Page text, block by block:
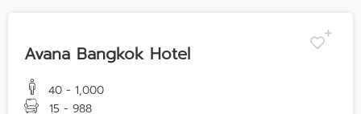
Avana Bangkok Hotel
40 - 1,000
15 - 988